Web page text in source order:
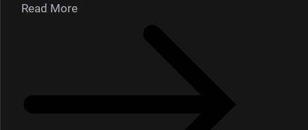
Read More